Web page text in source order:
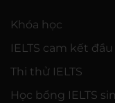
Khóa học
IELTS cam kết đầu
Thi thử IELTS
Học bổng IELTS